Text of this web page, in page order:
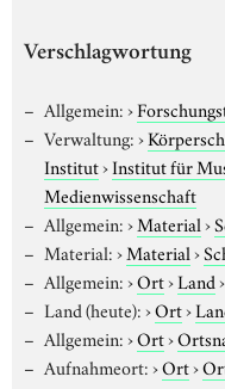
Verschlagwortung
Allgemein:›
Verwaltung:›
Institut›Institut für
Medienwissenschaft
Allgemein:›Material›
Material:›Material›
Allgemein:›Ort›Land›
Land (heute):›Ort›
Allgemein:›Ort›
Aufnahmeort:›Ort›